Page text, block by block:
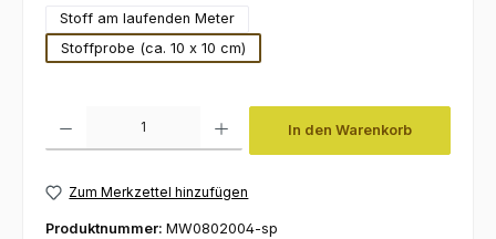
Stoff am laufenden Meter
Stoffprobe (ca. 10 x 10 cm)
In den Warenkorb
Zum Merkzettel hinzufügen
Produktnummer: MW0802004-sp